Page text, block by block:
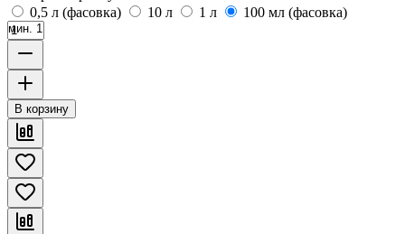
0,5 л (фасовка)
10 л 1 л 100 мл (фасовка)
мин. 1
В корзину